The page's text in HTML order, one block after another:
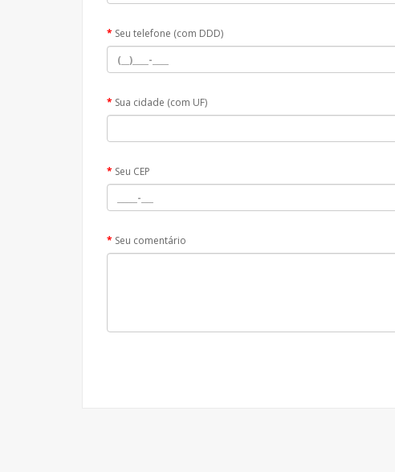
Seu telefone (com DDD)
Sua cidade (com UF)
Seu CEP
Seu comentário